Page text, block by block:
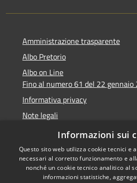
Amministrazione trasparente
Albo Pretorio
Albo on Line
Fino al numero 61 del 22 gennaio
Informativa privacy
Note legali
Dichiarazione di accessibilità
Informazioni sui
Questo sito web utilizza cookie tecnici e
necessari al corretto funzionamento e
nonché un cookie tecnico analitico al
informazioni statistiche,